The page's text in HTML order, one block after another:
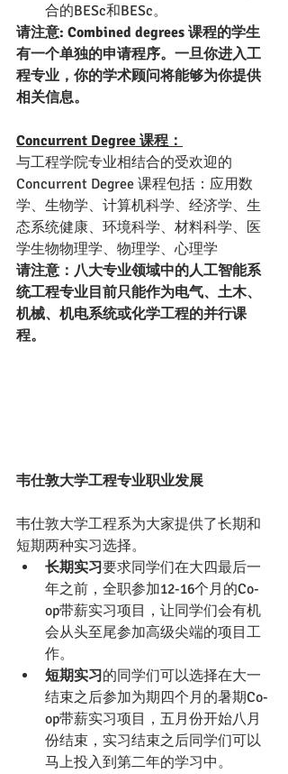
合的BESc和BESc。
请注意: Combined degrees 课程的学生
有一个单独的申请程序。一旦你进入工
程专业，你的学术顾问将能够为你提供
相关信息。
Concurrent Degree 课程：
与工程学院专业相结合的受欢迎的
Concurrent Degree 课程包括：应用数
学、生物学、计算机科学、经济学、生
态系统健康、环境科学、材料科学、医
学生物物理学、物理学、心理学
请注意：八大专业领域中的人工智能系
统工程专业目前只能作为电气、土木、
机械、机电系统或化学工程的并行课
程。
韦仕敦大学工程专业职业发展
韦仕敦大学工程系为大家提供了长期和
短期两种实习选择。
长期实习要求同学们在大四最后一
年之前，全职参加12-16个月的Co-
op带薪实习项目，让同学们会有机
会从头至尾参加高级尖端的项目工
作。
短期实习的同学们可以选择在大一
结束之后参加为期四个月的暑期Co-
op带薪实习项目，五月份开始八月
份结束，实习结束之后同学们可以
马上投入到第二年的学习中。